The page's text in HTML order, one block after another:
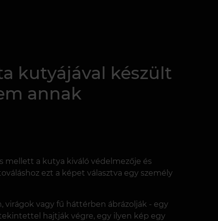
kutyájával készült
annak
mellett a kutya kiváló védelmezője és
ezt a képet választva egy személy
virágok vagy fű háttérben ábrázolják - egy
hajtják végre, egy ilyen kép egy